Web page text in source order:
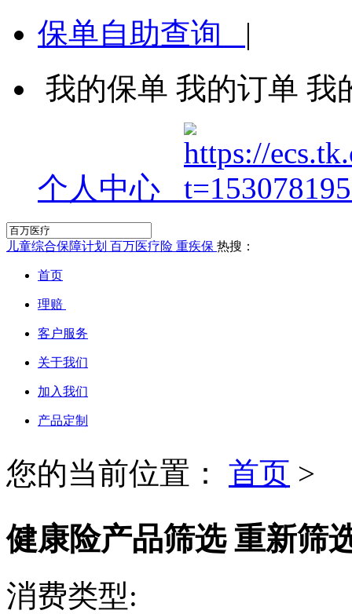
保单自助查询 |
我的保单 我的订单 我
个人中心
儿童综合保障计划 百万医疗险 重疾保 热搜：
首页
理赔
客户服务
关于我们
加入我们
产品定制
您的当前位置： 首页 >
健康险产品筛选 重新筛
消费类型: